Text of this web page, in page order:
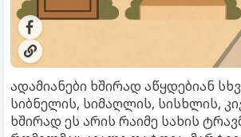
ადამიანები ხშირად აწყდებიან
სიბნელის, სიმაღლის, სისხლის,
ხშირად ეს არის რაიმე სახის